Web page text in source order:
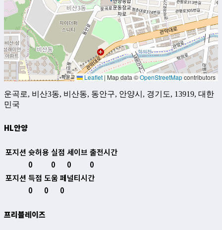
Leaflet | Map data ©OpenStreetMapcontributors
운곡로, 비산3동, 비산동, 동안구, 안양시, 경기도, 13919, 대한
민국
HL안양
포지션 슛허용 실점 세이브 출전시간
0
0 0
0
포지션 득점 도움페널티시간
0
0 0
프리블레이즈